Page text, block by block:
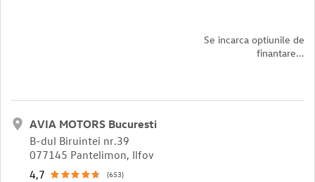
Se incarca optiunile de
finantare...
AVIA MOTORS Bucuresti
B-dul Biruintei nr.39
077145 Pantelimon, Ilfov
4,7
(653)